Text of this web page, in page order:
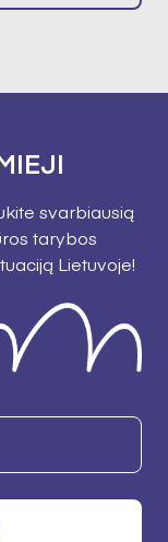
svarbiausią
tarybos
Lietuvoje!